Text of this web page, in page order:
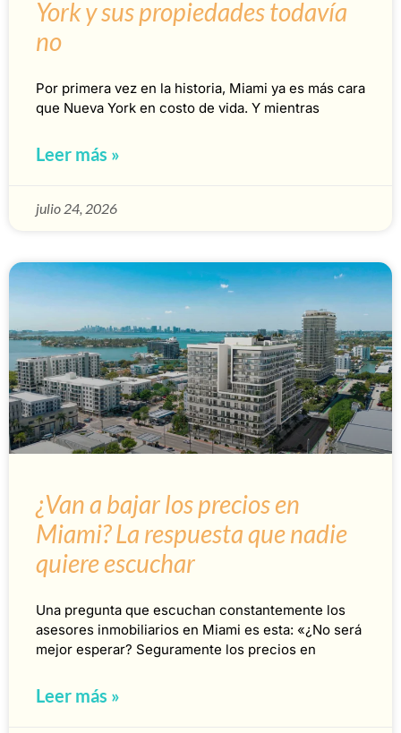
York y sus propiedades todavía
no
Por primera vez en la historia, Miami ya es más cara
que Nueva York en costo de vida. Y mientras
Leer más »
julio 24, 2026
¿Van a bajar los precios en
Miami? La respuesta que nadie
quiere escuchar
Una pregunta que escuchan constantemente los
asesores inmobiliarios en Miami es esta: «¿No será
mejor esperar? Seguramente los precios en
Leer más »